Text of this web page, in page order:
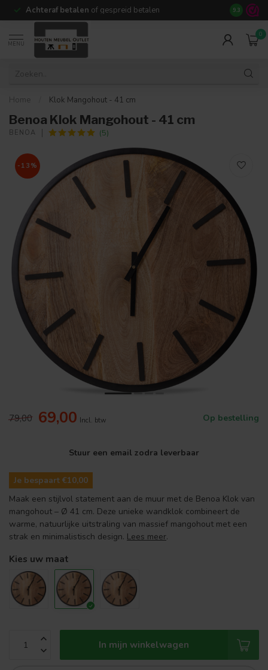
Achteraf betalen of gespreid betalen 14 dagen
9.3
MENU
0
Home Klok Mangohout - 41 cm
Benoa Klok Mangohout - 41 cm
BENOA (5)
-13%
79,00 69,00 Incl. btw Op bestelling
Stuur een email zodra leverbaar
Je bespaart €10,00
Maak een stijlvol statement aan de muur met de Benoa Klok van
mangohout – Ø 41 cm. Deze unieke wandklok combineert de
warme, natuurlijke uitstraling van massief mangohout met een
strak en minimalistisch design. Lees meer.
Kies uw maat
In mijn winkelwagen